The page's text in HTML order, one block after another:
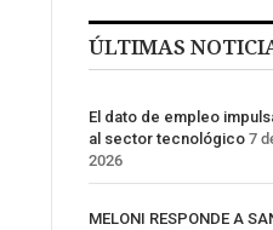
ÚLTIMAS
El dato de empleo
al sector tecnológico 7
2026
MELONI RESPONDE A